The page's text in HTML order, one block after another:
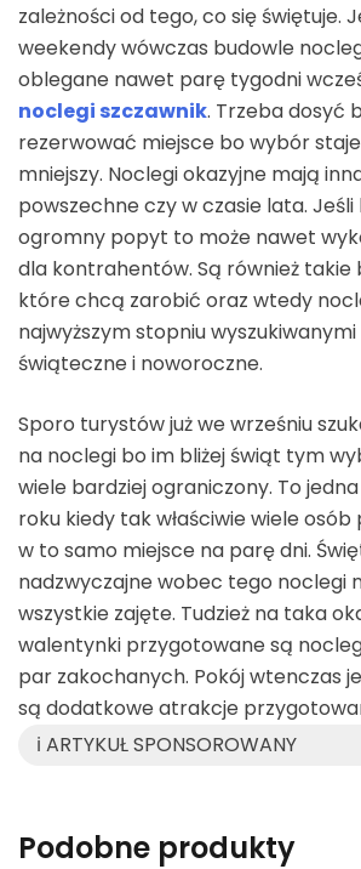
zależności od tego, co się świętuje.
weekendy wówczas budowle
oblegane nawet parę tygodni
noclegi szczawnik. Trzeba dosyć
rezerwować miejsce bo wybór
mniejszy. Noclegi okazyjne mają
powszechne czy w czasie lata.
ogromny popyt to może nawet
dla kontrahentów. Są również takie
które chcą zarobić oraz wtedy
najwyższym stopniu
świąteczne i noworoczne.
Sporo turystów już we wrześniu
na noclegi bo im bliżej świąt tym
wiele bardziej ograniczony. To
roku kiedy tak właściwie wiele
w to samo miejsce na parę dni.
nadzwyczajne wobec tego noclegi
wszystkie zajęte. Tudzież na taka
walentynki przygotowane są
par zakochanych. Pokój wtenczas
są dodatkowe atrakcje
ℹ️ ARTYKUŁ SPONSOROWANY
Podobne produkty